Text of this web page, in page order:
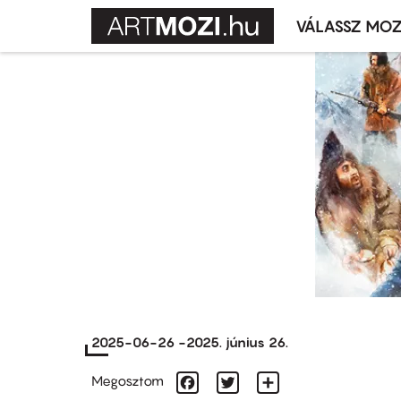
menü
VÁLASSZ
2025-06-26 -2025. június 26.
Megosztom Facebook
Twitter